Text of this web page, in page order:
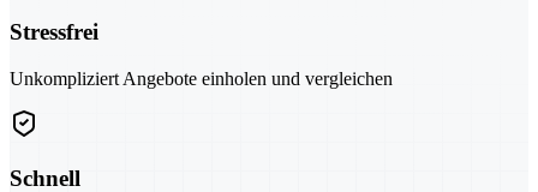
Stressfrei
Unkompliziert Angebote einholen und vergleichen
Schnell